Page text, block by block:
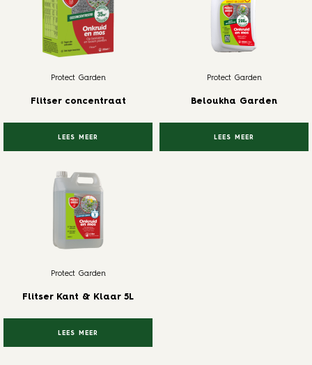
Protect Garden
Flitser concentraat
LEES MEER
Protect Garden
Beloukha Garden
LEES MEER
Protect Garden
Flitser Kant & Klaar 5L
LEES MEER